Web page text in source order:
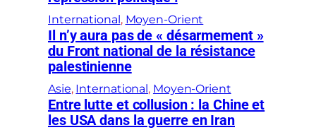
International , Moyen-Orient
Il n’y aura pas de « désarmement »
du Front national de la résistance
palestinienne
Asie, International , Moyen-Orient
Entre lutte et collusion : la Chine et
les USA dans la guerre en Iran